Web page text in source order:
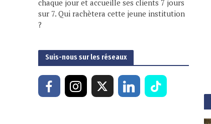
chaque jour et accueille ses clients 7 jours
sur 7. Qui rachètera cette jeune institution
?
Suis-nous sur les réseaux